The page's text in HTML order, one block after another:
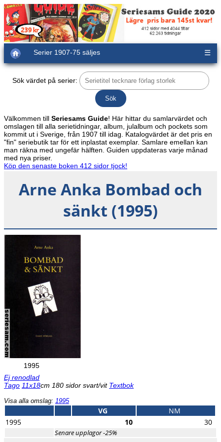
Serier 1907-75 säljes ☰
Sök värdet på serier:
Välkommen till Seriesams Guide! Här hittar du samlarvärdet och
omslagen till alla serietidningar, album, julalbum och pockets som
kommit ut i Sverige, från 1907 till idag. Katalogvärdet är det pris en
"fin" seriebutik tar för ett inplastat exemplar. Samlare emellan kan
man räkna med ungefär hälften. Guiden uppdateras varje månad
med nya priser.
Köp den senaste boken 412 sidor tjock!
Arne Anka Bombad och
sänkt (1995)
1995
Ej renodlad
Tago 11x18cm 180 sidor svart/vit Textbok
Visa alla omslag: 1995
VG
NM
1995
10 30
Senare upplagor -25%